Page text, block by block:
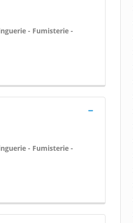
- Fumisterie -
- Fumisterie -